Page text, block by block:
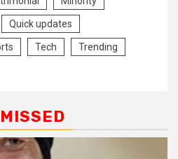
Quick updates
Tech Trending